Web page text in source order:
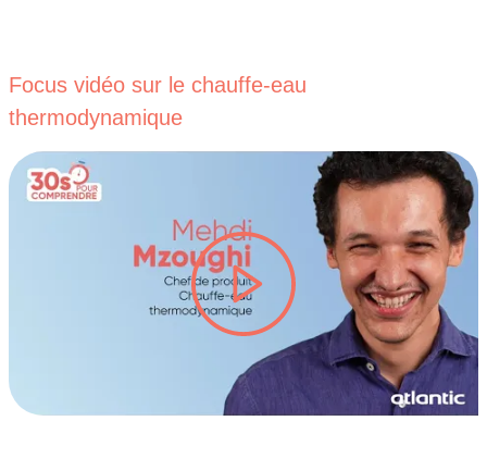
Focus vidéo sur le chauffe-eau
thermodynamique
lire la vidéo #TITRE-VIDEO